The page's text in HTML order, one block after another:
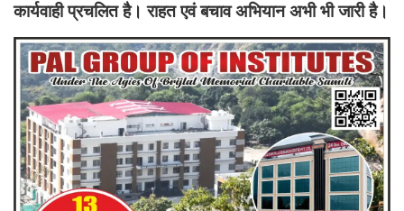
कार्यवाही प्रचलित है। राहत एवं बचाव अभियान अभी भी जारी है।